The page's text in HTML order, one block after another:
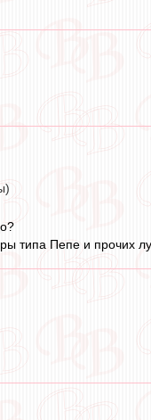
типа Пепе и прочих